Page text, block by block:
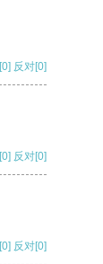
[0] 反对[0]
[0] 反对[0]
[0] 反对[0]